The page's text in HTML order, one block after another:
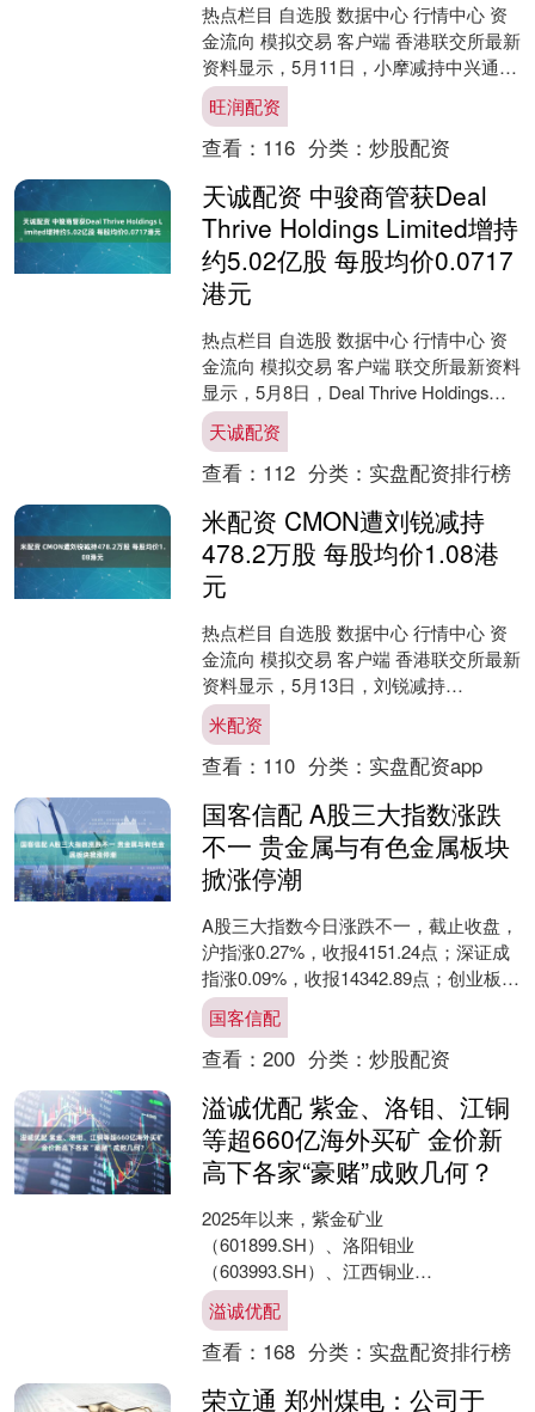
热点栏目 自选股 数据中心 行情中心 资
金流向 模拟交易 客户端 香港联交所最新
资料显示，5月11日，小摩减持中兴通讯
（00763）220.9036万股，每股均....
旺润配资
查看： 116 分类： 炒股配资
天诚配资 中骏商管获Deal
Thrive Holdings Limited增持
约5.02亿股 每股均价0.0717
港元
热点栏目 自选股 数据中心 行情中心 资
金流向 模拟交易 客户端 联交所最新资料
显示，5月8日，Deal Thrive Holdings
Limited增持中骏....
天诚配资
查看： 112 分类： 实盘配资排行榜
米配资 CMON遭刘锐减持
478.2万股 每股均价1.08港
元
热点栏目 自选股 数据中心 行情中心 资
金流向 模拟交易 客户端 香港联交所最新
资料显示，5月13日，刘锐减持
CMON（01792）478.2万股，每股均价
1.....
米配资
查看： 110 分类： 实盘配资app
国客信配 A股三大指数涨跌
不一 贵金属与有色金属板块
掀涨停潮
A股三大指数今日涨跌不一，截止收盘，
沪指涨0.27%，收报4151.24点；深证成
指涨0.09%，收报14342.89点；创业板指
跌0.57%，收报3323.5....
国客信配
查看： 200 分类： 炒股配资
溢诚优配 紫金、洛钼、江铜
等超660亿海外买矿 金价新
高下各家“豪赌”成败几何？
2025年以来，紫金矿业
（601899.SH）、洛阳钼业
（603993.SH）、江西铜业
（600362.SH）、灵宝黄金
（03330.HK）等上市公司加速海外“....
溢诚优配
查看： 168 分类： 实盘配资排行榜
荣立通 郑州煤电：公司于